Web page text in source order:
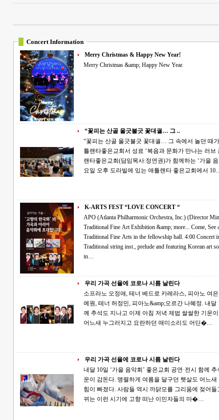
Concert Information
Merry Christmas & Happy New Year!
Merry Christmas &amp; Happy New Year.
“꽃피는 산골 울긋불긋 꽃대궐… 그 ..
“꽃피는 산골 울긋불긋 꽃대궐… 그 속에서 놀던 때가 그립습니다” APO문
틀랜타좋은교회서 성료 ‘복음과 문화가 만나는 러브 콘서트’. APO문화재단(단장:박민)과 애틀
랜타좋은교회(담임목사:정연권)가 함께하는 ‘가을
요일 오후 도라빌에 있는 애틀랜타 좋은교회에서
K-ARTS FEST “LOVE CONCERT “
APO (Atlanta Philharmonic Orchestra, Inc.) (Director Min Pak) presents: K-
Traditional Fine Art Exhibition &amp; more... Come, See and Enjoy~ 3:30 Door open for Korean
Traditional Fine Arts in the fellowship hall. 4:00 Concert in the main sanctuary with GaYaGum, Korean
Traditional string inst., prelude and featuring Korean art songs and opera arias. at Atlanta Good Church
in…
우리 가곡 선율에 코로나 시름 날린다
소프라노 오정애, 테너 베드로 카레라스, 피아노 여
예원, 테너 허정민, 피아노&amp;오르간 나혜정. 내달 10일 ‘가을 음악회’ 좋은교회 공연·전시 함
께 추석도 지나고 이제 아침 저녁 제법 쌀쌀한 기운이 감돈다. 맹렬하게 여름을 달구던 햇살도
어느새 누그러지고 요란하던 매미소리도 어딘�…
우리 가곡 선율에 코로나 시름 날린다
내달 10일 ‘가을 음악회’ 좋은교회 공연·전시 함께 추석도 지나고 이제 아침 저녁 제법 쌀쌀한 기
운이 감돈다. 맹렬하게 여름을 달구던 햇살도 어느
힘이 빠졌다. 사람들 역시 까닭모를 그리움에 젖어들고 아
뀌는 이런 시기에 고향 떠난 이민자들의 마�…